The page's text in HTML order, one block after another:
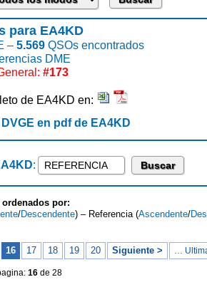
para EA4KD
– 5.569QSOs encontrados
DME
#173
de EA4KD en:
en pdf de EA4KD
:
ordenados por:
/Descendente) – Referencia (Ascendente/
16 17 18 19 20 Siguiente > … Ultima
16 de 28